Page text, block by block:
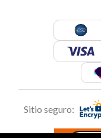
Sitio seguro: